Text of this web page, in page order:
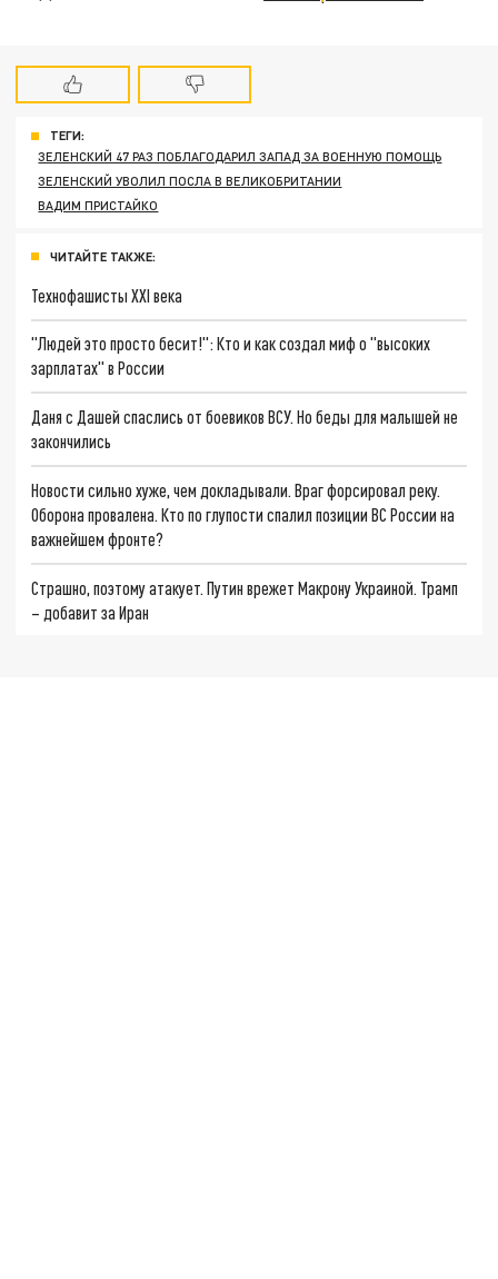
ТЕГИ:
ЗЕЛЕНСКИЙ 47 РАЗ ПОБЛАГОДАРИЛ ЗАПАД ЗА ВОЕННУЮ ПОМОЩЬ
ЗЕЛЕНСКИЙ УВОЛИЛ ПОСЛА В ВЕЛИКОБРИТАНИИ
ВАДИМ ПРИСТАЙКО
ЧИТАЙТЕ ТАКЖЕ:
Технофашисты XXI века
"Людей это просто бесит!": Кто и как создал миф о "высоких
зарплатах" в России
Даня с Дашей спаслись от боевиков ВСУ. Но беды для малышей не
закончились
Новости сильно хуже, чем докладывали. Враг форсировал реку.
Оборона провалена. Кто по глупости спалил позиции ВС России на
важнейшем фронте?
Страшно, поэтому атакует. Путин врежет Макрону Украиной. Трамп
– добавит за Иран